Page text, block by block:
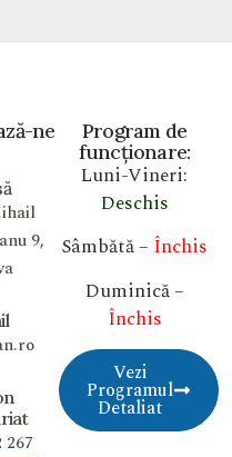
Program de
funcționare:
Luni-Vineri:
Deschis
Sâmbătă – Închis
Duminică –
Închis
Vezi
Programul
Detaliat
ne
9,
267